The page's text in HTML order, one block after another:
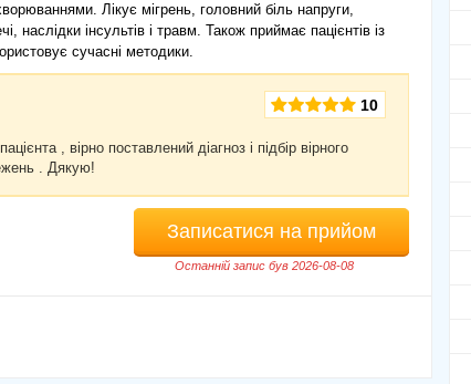
Лікує мігрень, головний біль напруги,
наслідки інсультів і травм. Також приймає пацієнтів із
сучасні методики.
10
, вірно поставлений діагноз і підбір вірного
. Дякую!
Записатися на прийом
Останній запис був 2026-08-08